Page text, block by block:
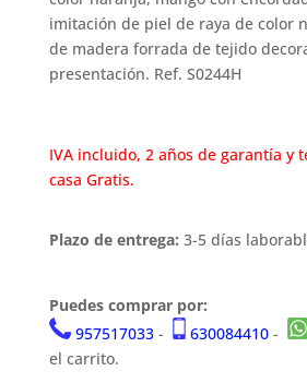
imitación de piel de raya de color
de madera forrada de tejido
presentación. Ref. S0244H
IVA incluido, 2 años de garantía y
casa Gratis.
Plazo de entrega: 3-5 días
Puedes comprar por:
957517033- 630084410-
el carrito.